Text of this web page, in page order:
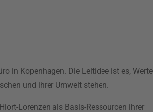
in Kopenhagen. Die Leitidee ist es, Werte
und ihrer Umwelt stehen.
Lorenzen als Basis-Ressourcen ihrer